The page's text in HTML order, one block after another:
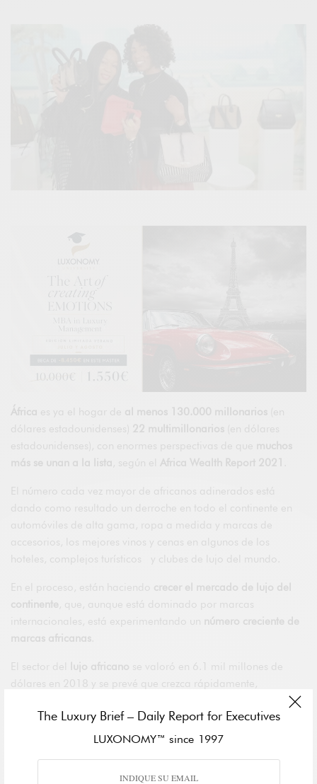
The Luxury Brief – Daily Report for Executives
LUXONOMY™ since 1997
África es ya el hogar de al menos 130.000 millonarios (en
dólares estadounidenses)
22 multimillonarios
(en dólares
estadounidenses), con enormes perspectivas de que
muchos
más se unan a la lista
, según el Africa Wealth Report 2021
El número cada vez mayor de africanos adinerados está
dando como resultado un derroche en todo el continente en
automóviles de alta gama, ropa a medida y marcas de
accesorios, los mejores vinos y cenas en algunos de los
hoteles, complejos turísticos y clubes de lujo del mundo.
En el proceso, están haciendo crecer el mercado de lujo del
continente , que, aunque está dominado por marcas
internacionales, está experimentando un
número creciente de
marcas africanas
El sector del lujo africano se valoró en 6.1 mil millones de
dólares en 2018 y se prevé que crezca rápidamente,
haciéndolo atractivo para una amplia gama de marcas de
lujo y proveedores de experiencias exclusivas.
población joven en crecimientojunto con una
urbanización rápida y un gasto de consumoen rápido
crecimiento, África ofrece oportunidades atractivas para las